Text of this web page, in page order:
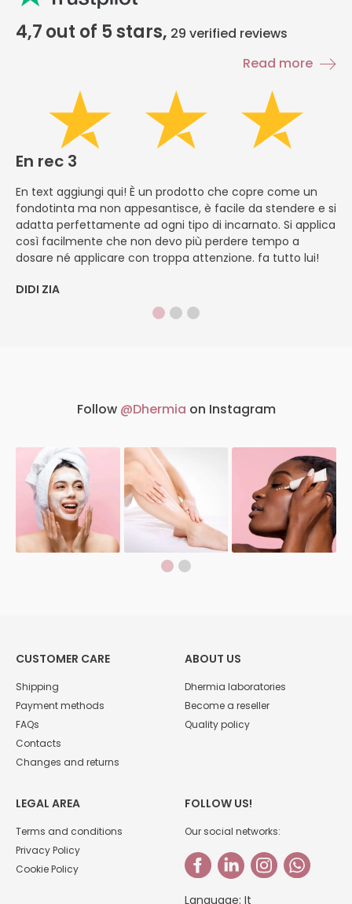
4,7out of 5 stars, 29 verified reviews
Read more
En rec 3
En text aggiungi qui! È un prodotto che copre come un
fondotinta ma non appesantisce, è facile da stendere e si
adatta perfettamente ad ogni tipo di incarnato. Si applica
così facilmente che non devo più perdere tempo a
dosare né applicare con troppa attenzione. fa tutto lui!
DIDI ZIA
Follow @Dhermia on Instagram
CUSTOMER CARE
Shipping
Payment methods
FAQs
Contacts
Changes and returns
ABOUT US
Dhermia laboratories
Become a reseller
Quality policy
LEGAL AREA
Terms and conditions
Privacy Policy
Cookie Policy
FOLLOW US!
Our social networks:
Language:It